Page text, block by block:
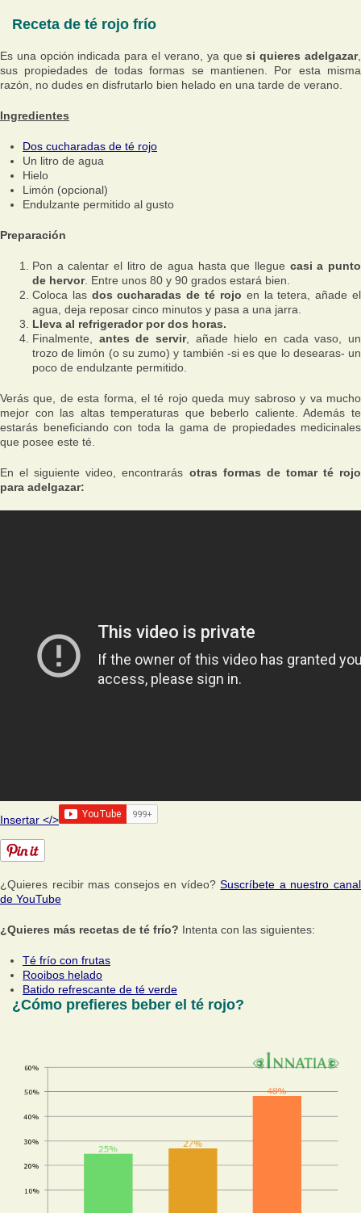
Receta de té rojo frío
Es una opción indicada para el verano, ya quesi quieres adelgazar,
sus propiedades de todas formas se mantienen. Por esta misma
razón, no dudes en disfrutarlo bien helado en una tarde de verano.
Ingredientes
Dos cucharadas de té rojo
Un litro de agua
Hielo
Limón (opcional)
Endulzante permitido al gusto
Preparación
Pon a calentar el litro de agua hasta que llegue casi a punto
de hervor. Entre unos 80 y 90 grados estará bien.
Coloca las dos cucharadas de té rojo en la tetera, añade el
agua, deja reposar cinco minutos y pasa a una jarra.
Lleva al refrigerador por dos horas.
Finalmente, antes de servir, añade hielo en cada vaso, un
trozo de limón (o su zumo) y también -si es que lo desearas- un
poco de endulzante permitido.
Verás que, de esta forma, el té rojo queda muy sabroso y va mucho
mejor con las altas temperaturas que beberlo caliente. Además te
estarás beneficiando con toda la gama de propiedades medicinales
que posee este té.
En el siguiente video, encontrarás otras formas de tomar té rojo
para adelgazar:
Insertar </>
¿Quieres recibir mas consejos en vídeo?Suscríbete a nuestro canal
de YouTube
¿Quieres más recetas de té frío? Intenta con las siguientes:
Té frío con frutas
Rooibos helado
Batido refrescante de té verde
¿Cómo prefieres beber el té rojo?